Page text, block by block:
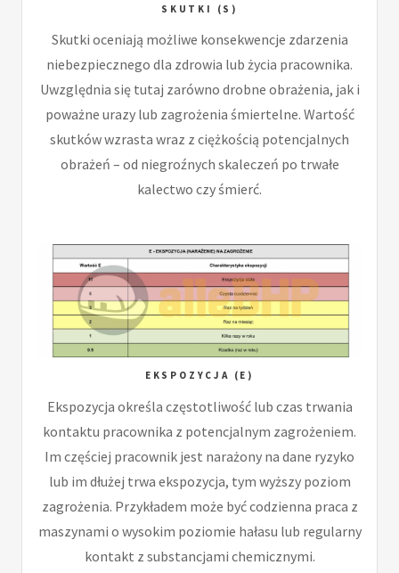
SKUTKI (S)
Skutki oceniają możliwe konsekwencje zdarzenia
niebezpiecznego dla zdrowia lub życia pracownika.
Uwzględnia się tutaj zarówno drobne obrażenia, jak i
poważne urazy lub zagrożenia śmiertelne. Wartość
skutków wzrasta wraz z ciężkością potencjalnych
obrażeń – od niegroźnych skaleczeń po trwałe
kalectwo czy śmierć.
EKSPOZYCJA (E)
Ekspozycja określa częstotliwość lub czas trwania
kontaktu pracownika z potencjalnym zagrożeniem.
Im częściej pracownik jest narażony na dane ryzyko
lub im dłużej trwa ekspozycja, tym wyższy poziom
zagrożenia. Przykładem może być codzienna praca z
maszynami o wysokim poziomie hałasu lub regularny
kontakt z substancjami chemicznymi.